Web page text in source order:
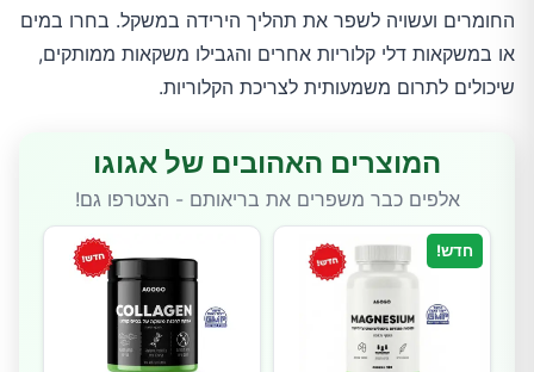
החומרים ועשויה לשפר את תהליך הירידה במשקל. בחרו במים
או במשקאות דלי קלוריות אחרים והגבילו משקאות ממותקים,
שיכולים לתרום משמעותית לצריכת הקלוריות.
המוצרים האהובים של אגוגו
אלפים כבר משפרים את בריאותם - הצטרפו גם!
חדש!